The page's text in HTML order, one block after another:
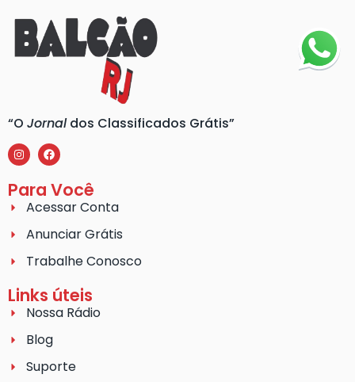
“O Jornaldos Classificados Grátis”
Para Você
Acessar Conta
Anunciar Grátis
Trabalhe Conosco
Links úteis
Nossa Rádio
Blog
Suporte